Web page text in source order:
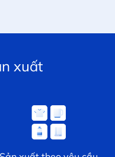
xuất